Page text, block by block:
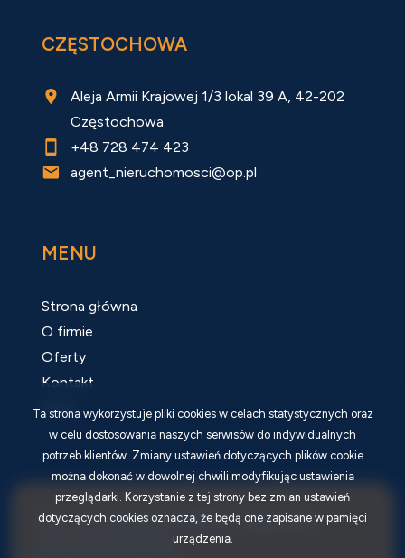
CZĘSTOCHOWA
Aleja Armii Krajowej 1/3 lokal 39 A, 42-202
Częstochowa
+48 728 474 423
agent_nieruchomosci@op.pl
MENU
Strona główna
O firmie
Oferty
Kontakt
Rodo
Biuro nieruchomości AGMAT - Agnieszka
Ta strona wykorzystuje pliki cookies w celach statystycznych oraz
w celu dostosowania naszych serwisów do indywidualnych
potrzeb klientów. Zmiany ustawień dotyczących plików cookie
można dokonać w dowolnej chwili modyfikując ustawienia
przeglądarki. Korzystanie z tej strony bez zmian ustawień
dotyczących cookies oznacza, że będą one zapisane w pamięci
urządzenia.